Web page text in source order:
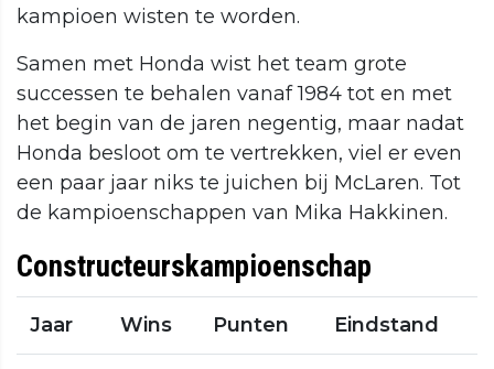
kampioen wisten te worden.
Samen met Honda wist het team grote
successen te behalen vanaf 1984 tot en met
het begin van de jaren negentig, maar nadat
Honda besloot om te vertrekken, viel er even
een paar jaar niks te juichen bij McLaren. Tot
de kampioenschappen van Mika Hakkinen.
Constructeurskampioenschap
Jaar Wins Punten Eindstand